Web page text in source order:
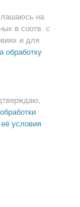
на
в соотв. с
и для
обработку
условия